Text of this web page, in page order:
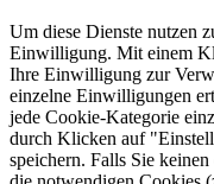
Um diese Dienste nutzen
Einwilligung. Mit einem
Ihre Einwilligung zur
einzelne Einwilligungen
jede Cookie-Kategorie
durch Klicken auf
speichern. Falls Sie